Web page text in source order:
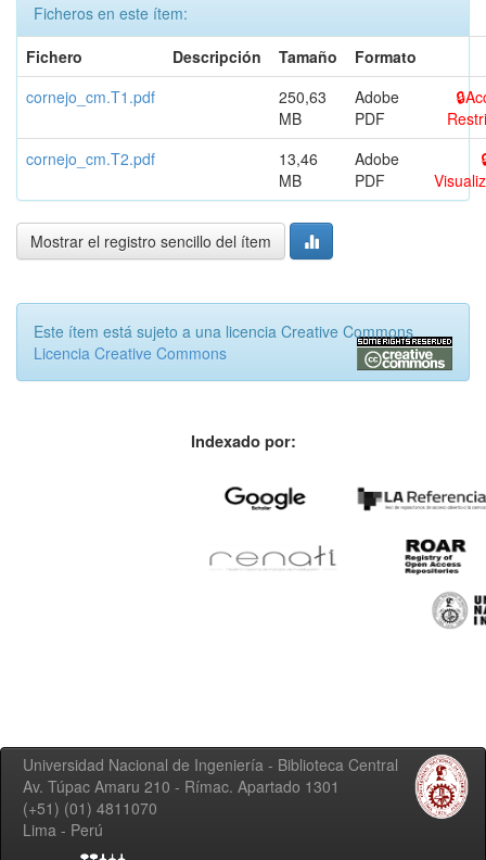
Ficheros en este ítem:
Fichero
Descripción Tamaño
Formato
cornejo_cm.T1.pdf
250,63
MB
Adobe
PDF
cornejo_cm.T2.pdf
13,46
MB
Adobe
PDF
Mostrar el registro sencillo del ítem
Este ítem está sujeto a una licencia Creative Commons
Licencia Creative Commons
Indexado por:
Universidad Nacional de Ingeniería - Biblioteca Central
Av. Túpac Amaru 210 - Rímac. Apartado 1301
(+51) (01) 4811070
Lima - Perú